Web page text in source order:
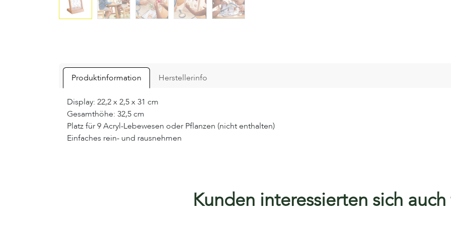
Produktinformation Herstellerinfo
Display: 22,2 x 2,5 x 31 cm
Gesamthöhe: 32,5 cm
Platz für 9 Acryl-Lebewesen oder Pflanzen (nicht enthalten)
Einfaches rein- und rausnehmen
Kunden interessierten sich auch